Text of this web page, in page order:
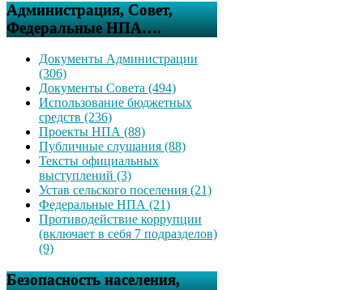
Администрация, Совет,
Федеральные НПА….
Документы Администрации
(306)
Документы Совета (494)
Использование бюджетных
средств (236)
Проекты НПА (88)
Публичные слушания (88)
Тексты официальных
выступлений (3)
Устав сельского поселения (21)
Федеральные НПА (21)
Противодействие коррупции
(включает в себя 7 подразделов)
(9)
Безопасность населения,